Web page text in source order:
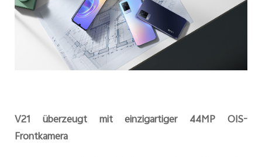
V21 überzeugt mit einzigartiger 44MP OIS-
Frontkamera